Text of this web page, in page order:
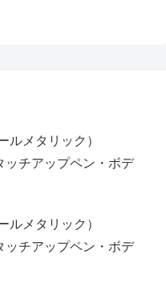
ルメタリック）
ッチアップペン・ボデ
ルメタリック）
ッチアップペン・ボデ